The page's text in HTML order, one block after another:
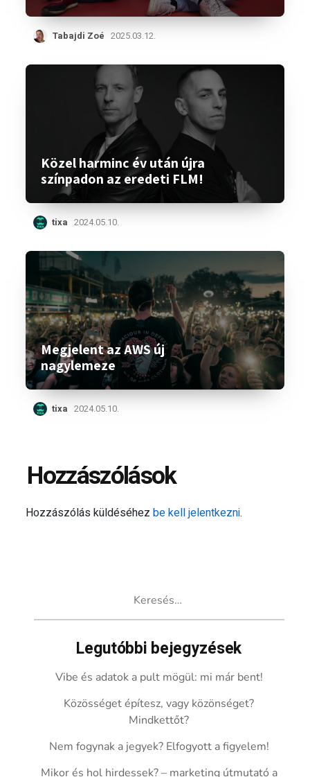
Tabajdi Zoé 2025.03.12.
Közel harminc év után újra
színpadon az eredeti FLM!
tixa 2024.05.10.
Megjelent az AWS új
nagylemeze
tixa 2024.05.10.
Hozzászólások
Hozzászólás küldéséhezbe kell jelentkezni.
Legutóbbi bejegyzések
Vibe és adatok a pult mögül: mi már bent!
Közösséget építesz, vagy közönséget?
Mindkettőt?
Nem fogynak a jegyek? Elfogyott a figyelem!
Mikor és hol hirdessek? – marketing útmutató a